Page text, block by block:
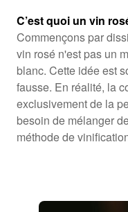
C’est quoi un vin
Commençons par
vin rosé n'est pas un
blanc. Cette idée est
fausse. En réalité, la
exclusivement de la
besoin de mélanger
méthode de